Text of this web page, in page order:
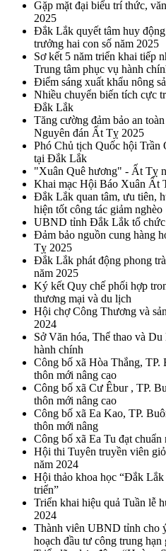
Gặp mặt đại biểu trí thức,
2025
Đắk Lắk quyết tâm huy
trưởng hai con số năm 2025
Sơ kết 5 năm triển khai tiếp
Trung tâm phục vụ hành
Điểm sáng xuất khẩu nông
Nhiều chuyển biến tích cực
Đắk Lắk
Tăng cường đảm bảo an
Nguyên đán Ất Tỵ 2025
Phó Chủ tịch Quốc hội Trần
tại Đắk Lắk
"Xuân Quê hương" - Ất Tỵ
Khai mạc Hội Báo Xuân Ất
Đắk Lắk quan tâm, ưu tiên,
hiện tốt công tác giảm nghèo
UBND tỉnh Đắk Lắk tổ
Đảm bảo nguồn cung hàng
Tỵ 2025
Đắk Lắk phát động phong
năm 2025
Ký kết Quy chế phối hợp
thương mại và du lịch
Hội chợ Công Thương và
2024
Sở Văn hóa, Thể thao và
hành chính
Công bố xã Hòa Thắng, TP.
thôn mới nâng cao
Công bố xã Cư Êbur , TP.
thôn mới nâng cao
Công bố xã Ea Kao, TP.
thôn mới nâng
Công bố xã Ea Tu đạt
Hội thi Tuyên truyền viên
năm 2024
Hội thảo khoa học “Đắk Lắk
triển”
Triển khai hiệu quả Tuần lễ
2024
Thành viên UBND tỉnh cho
hoạch đầu tư công trung